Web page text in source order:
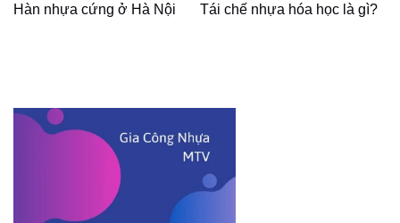
Hàn nhựa cứng ở Hà Nội Tái chế nhựa hóa học là gì?